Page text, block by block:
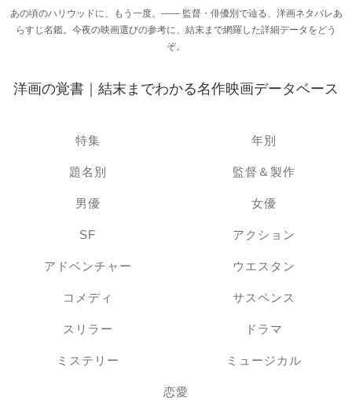
あの頃のハリウッドに、もう一度。―― 監督・俳優別で辿る、洋画ネタバレあ
らすじ名鑑。今夜の映画選びの参考に、結末まで網羅した詳細データをどう
ぞ。
洋画の覚書｜結末までわかる名作映画データベース
特集 年別
題名別 監督＆製作
男優 女優
SF アクション
アドベンチャー ウエスタン
コメディ サスペンス
スリラー ドラマ
ミステリー ミュージカル
恋愛